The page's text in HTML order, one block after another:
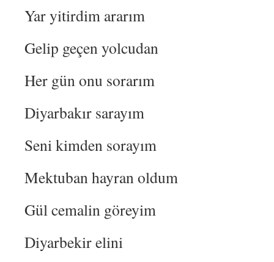
Yar yitirdim ararım
Gelip geçen yolcudan
Her gün onu sorarım
Diyarbakır sarayım
Seni kimden sorayım
Mektuban hayran oldum
Gül cemalin göreyim
Diyarbekir elini